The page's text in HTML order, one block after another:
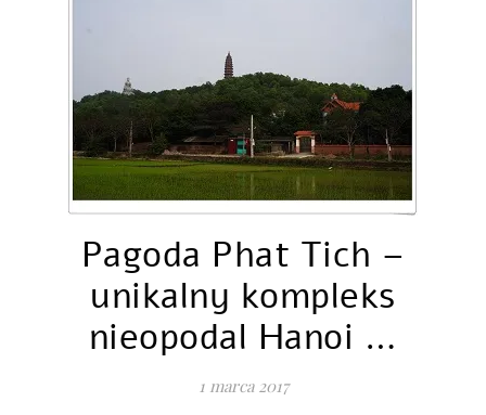
Pagoda Phat Tich –
unikalny kompleks
nieopodal Hanoi …
1 marca 2017